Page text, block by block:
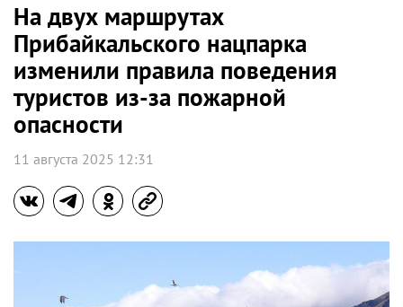
На двух маршрутах
Прибайкальского нацпарка
изменили правила поведения
туристов из-за пожарной
опасности
11 августа 2025 12:31